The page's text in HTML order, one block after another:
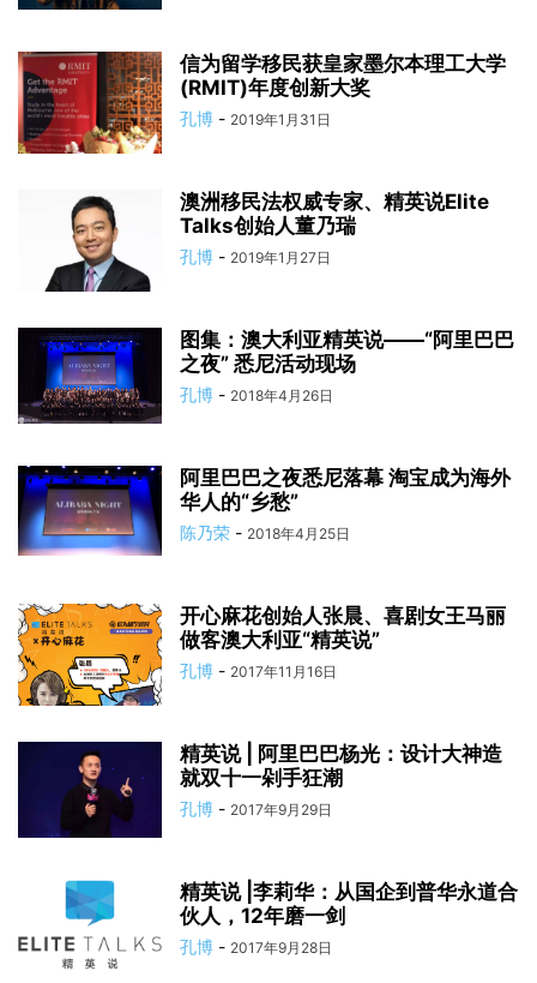
信为留学移民获皇家墨尔本理工大学
(RMIT)年度创新大奖
孔博 - 2019年1月31日
澳洲移民法权威专家、精英说Elite
Talks创始人董乃瑞
孔博 - 2019年1月27日
图集：澳大利亚精英说——“阿里巴巴
之夜” 悉尼活动现场
孔博 - 2018年4月26日
阿里巴巴之夜悉尼落幕 淘宝成为海外
华人的“乡愁”
陈乃荣 - 2018年4月25日
开心麻花创始人张晨、喜剧女王马丽
做客澳大利亚“精英说”
孔博 - 2017年11月16日
精英说 | 阿里巴巴杨光：设计大神造
就双十一剁手狂潮
孔博 - 2017年9月29日
精英说 |李莉华：从国企到普华永道合
伙人，12年磨一剑
孔博 - 2017年9月28日